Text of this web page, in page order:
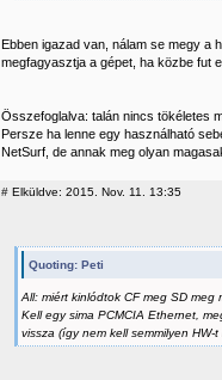
Ebben igazad van, nálam se megy a
megfagyasztja a gépet, ha közbe fut
Összefoglalva: talán nincs tökéletes
Persze ha lenne egy használható
NetSurf, de annak meg olyan
# Elküldve: 2015. Nov. 11. 13:35
Quoting: Peti
All: miért kinlódtok CF meg SD
Kell egy sima PCMCIA Ethernet,
vissza (így nem kell semmilyen HW-